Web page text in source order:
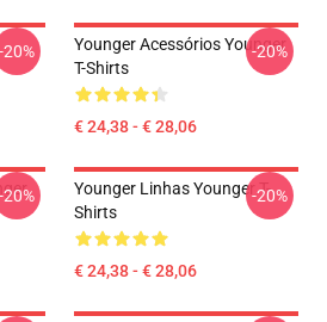
-20%
Younger Acessórios Younger
T-Shirts
€ 24,38 - € 28,06
-20%
-20%
Younger Linhas Younger T-
Shirts
€ 24,38 - € 28,06
-20%